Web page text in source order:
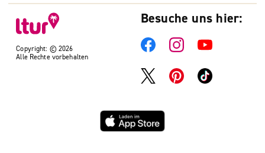
Copyright: © 2026
Alle Rechte vorbehalten
Besuche uns hier: